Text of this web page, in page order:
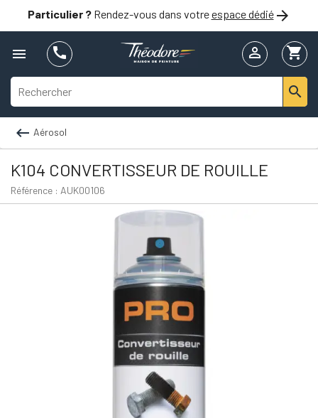
Particulier ?Rendez-vous dans votreespace dédié
  shopping_cart


 Aérosol
K104 CONVERTISSEUR DE ROUILLE
Référence : AUK00106